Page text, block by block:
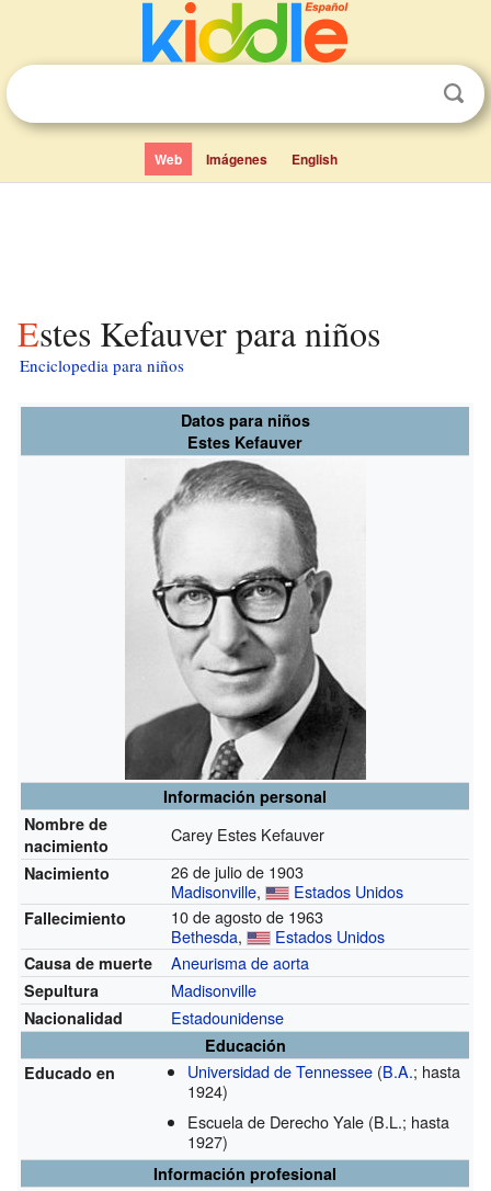
Web Imágenes English
Estes Kefauver para niños
Enciclopedia para niños
Datos para niños
Estes Kefauver
Información personal
Nombre de
nacimiento
Carey Estes Kefauver
Nacimiento
26 de julio de 1903
Madisonville, Estados Unidos
Fallecimiento
10 de agosto de 1963
Bethesda, Estados Unidos
Causa de muerte Aneurisma de aorta
Sepultura Madisonville
Nacionalidad Estadounidense
Educación
Educado en
Universidad de Tennessee (B.A.; hasta
1924)
Escuela de Derecho Yale (B.L.; hasta
1927)
Información profesional